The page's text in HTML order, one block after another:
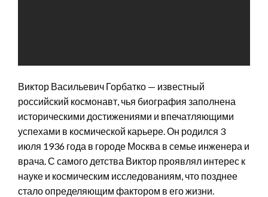
Виктор Васильевич Горбатко — известный
российский космонавт, чья биография заполнена
историческими достижениями и впечатляющими
успехами в космической карьере. Он родился 3
июля 1936 года в городе Москва в семье инженера и
врача. С самого детства Виктор проявлял интерес к
науке и космическим исследованиям, что позднее
стало определяющим фактором в его жизни.